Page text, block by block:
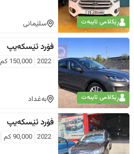
ڕێکلامی تایبەت سلێمانی
ڕێکلامی تایبەت
فۆرد ئێسکەیپ
2022
150,000 كم
بەغداد
فۆرد ئێسکەیپ
2022
90,000 كم